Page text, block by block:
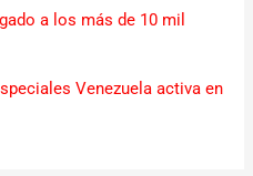
a los más de 10 mil
Venezuela activa en